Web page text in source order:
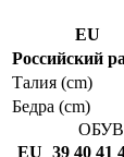
EU
Российский
Талия (cm)
Бедра (cm)
EU 39 40 41